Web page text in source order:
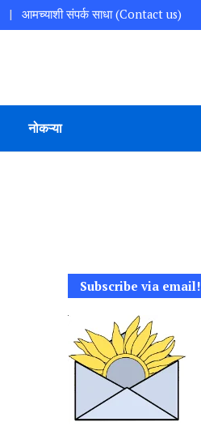
आमच्याशी संपर्क साधा (Contact us)
नोकऱ्या
Subscribe via email!